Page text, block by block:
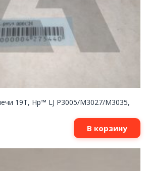
19T, Hp™ LJ P3005/M3027/M3035,
В корзину